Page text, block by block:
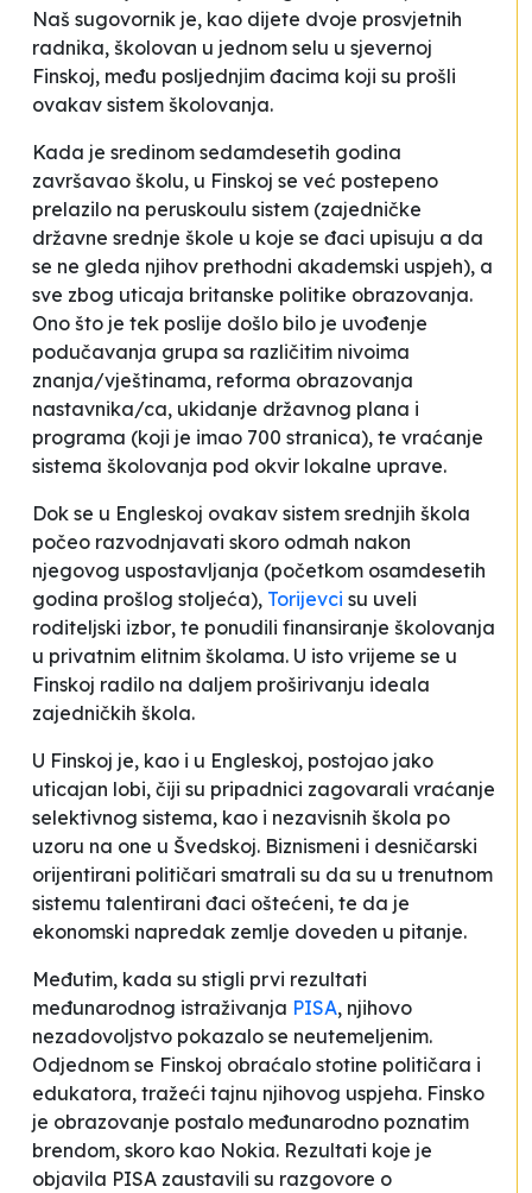
Naš sugovornik je, kao dijete dvoje prosvjetnih
radnika, školovan u jednom selu u sjevernoj
Finskoj, među posljednjim đacima koji su prošli
ovakav sistem školovanja.
Kada je sredinom sedamdesetih godina
završavao školu, u Finskoj se već postepeno
prelazilo na peruskoulu sistem (zajedničke
državne srednje škole u koje se đaci upisuju a da
se ne gleda njihov prethodni akademski uspjeh), a
sve zbog uticaja britanske politike obrazovanja.
Ono što je tek poslije došlo bilo je uvođenje
podučavanja grupa sa različitim nivoima
znanja/vještinama, reforma obrazovanja
nastavnika/ca, ukidanje državnog plana i
programa (koji je imao 700 stranica), te vraćanje
sistema školovanja pod okvir lokalne uprave.
Dok se u Engleskoj ovakav sistem srednjih škola
počeo razvodnjavati skoro odmah nakon
njegovog uspostavljanja (početkom osamdesetih
godina prošlog stoljeća), Torijevci su uveli
roditeljski izbor, te ponudili finansiranje školovanja
u privatnim elitnim školama. U isto vrijeme se u
Finskoj radilo na daljem proširivanju ideala
zajedničkih škola.
U Finskoj je, kao i u Engleskoj, postojao jako
uticajan lobi, čiji su pripadnici zagovarali vraćanje
selektivnog sistema, kao i nezavisnih škola po
uzoru na one u Švedskoj. Biznismeni i desničarski
orijentirani političari smatrali su da su u trenutnom
sistemu talentirani đaci oštećeni, te da je
ekonomski napredak zemlje doveden u pitanje.
Međutim, kada su stigli prvi rezultati
međunarodnog istraživanja PISA, njihovo
nezadovoljstvo pokazalo se neutemeljenim.
Odjednom se Finskoj obraćalo stotine političara i
edukatora, tražeći tajnu njihovog uspjeha. Finsko
je obrazovanje postalo međunarodno poznatim
brendom, skoro kao Nokia. Rezultati koje je
objavila PISA zaustavili su razgovore o